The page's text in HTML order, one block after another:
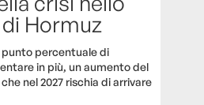
Hormuz
percentuale di
in più, un aumento del
nel 2027 rischia di arrivare